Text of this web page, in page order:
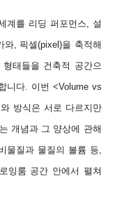
계를 리딩 퍼포먼스, 설
와, 픽셀(pixel)을 축적해
태들을 건축적 공간으
니다. 이번 <Volume vs
방식은 서로 다르지만
개념과 그 양상에 관해
물질과 물질의 볼륨 등,
잉룸 공간 안에서 펼쳐